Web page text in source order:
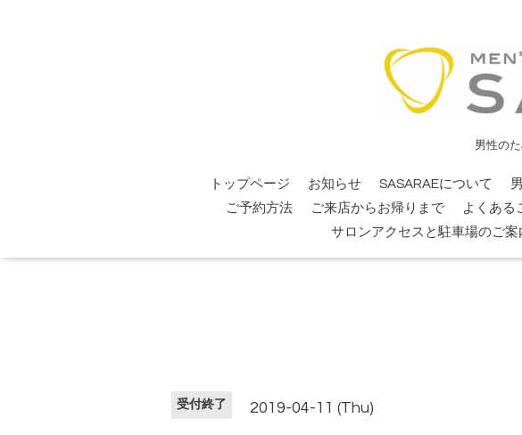
男性の
トップページ お知らせ SASARAEについて
ご予約方法
ご来店からお帰りまで よくある
サロンアクセスと駐車場のご案
受付終了 2019-04-11 (Thu)